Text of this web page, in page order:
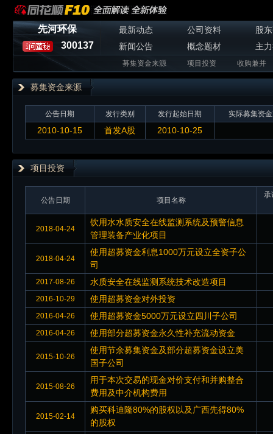
先河环保
300137
最新动态 公司资料
股
新闻公告
概念题材 主
募集资金来源 项目投资 收购兼并
募集资金来源
公告日期 发行类别 发行起始日期 实际募集资
2010-10-15 首发A股 2010-10-25
项目投资
公告日期 项目名称
承
2018-04-24
饮用水水质安全在线监测系统及预警信息
管理装备产业化项目
2018-04-24
使用超募资金利息1000万元设立全资子公
司
2017-08-26 水质安全在线监测系统技术改造项目
2016-10-29 使用超募资金对外投资
2016-04-26 使用超募资金5000万元设立四川子公司
2016-04-26 使用部分超募资金永久性补充流动资金
2015-10-26
使用节余募集资金及部分超募资金设立美
国子公司
2015-08-26
用于本次交易的现金对价支付和并购整合
费用及中介机构费用
2015-02-14
购买科迪隆80%的股权以及广西先得80%
的股权